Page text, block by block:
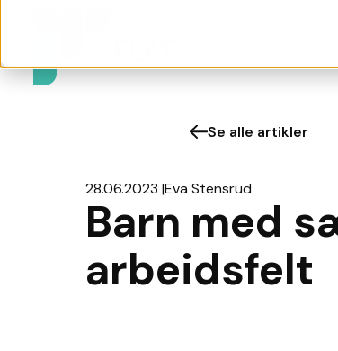
Se alle artikler
28.06.2023Eva Stensrud
Barn med
arbeidsfelt